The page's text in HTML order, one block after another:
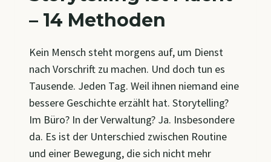
– 14 Methoden
Kein Mensch steht morgens auf, um Dienst
nach Vorschrift zu machen. Und doch tun es
Tausende. Jeden Tag. Weil ihnen niemand eine
bessere Geschichte erzählt hat. Storytelling?
Im Büro? In der Verwaltung? Ja. Insbesondere
da. Es ist der Unterschied zwischen Routine
und einer Bewegung, die sich nicht mehr